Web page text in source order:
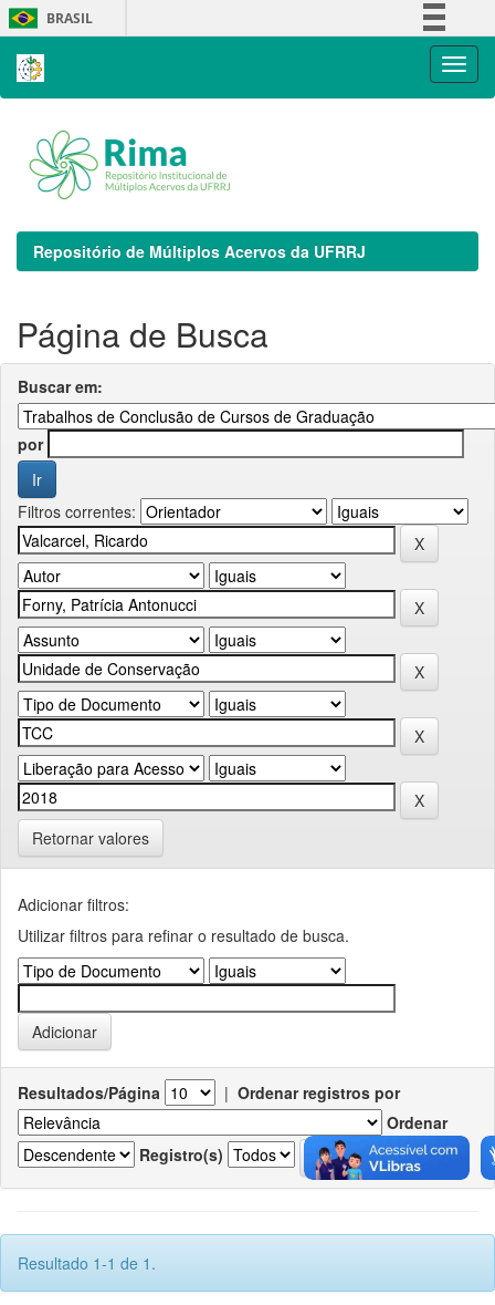
Skip
navigation
BRASIL
Repositório de Múltiplos Acervos da UFRRJ
Página de Busca
Buscar em:
por
Filtros correntes:
Retornar valores
Adicionar filtros:
Utilizar filtros para refinar o resultado de busca.
Resultados/Página | Ordenar registros por
Ordenar
Registro(s)
Resultado 1-1 de 1.